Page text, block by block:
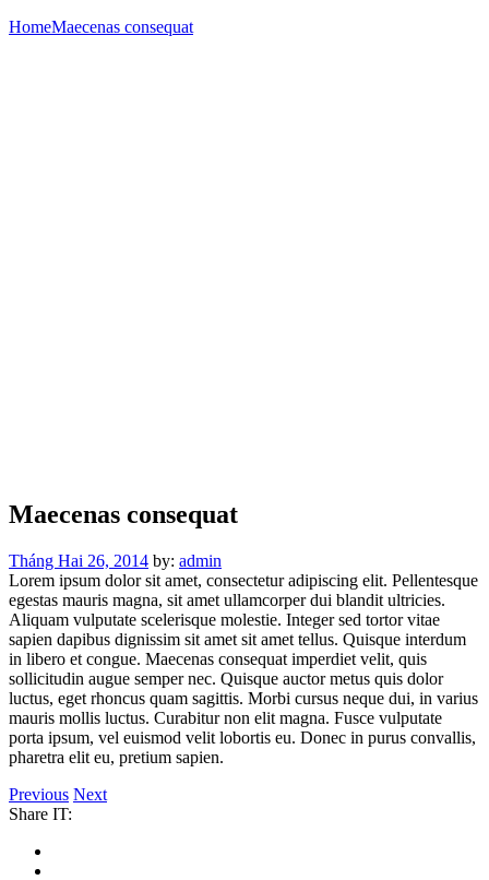
HomeMaecenas consequat
Maecenas consequat
Tháng Hai 26, 2014 by: admin
Lorem ipsum dolor sit amet, consectetur adipiscing elit. Pellentesque
egestas mauris magna, sit amet ullamcorper dui blandit ultricies.
Aliquam vulputate scelerisque molestie. Integer sed tortor vitae
sapien dapibus dignissim sit amet sit amet tellus. Quisque interdum
in libero et congue. Maecenas consequat imperdiet velit, quis
sollicitudin augue semper nec. Quisque auctor metus quis dolor
luctus, eget rhoncus quam sagittis. Morbi cursus neque dui, in varius
mauris mollis luctus. Curabitur non elit magna. Fusce vulputate
porta ipsum, vel euismod velit lobortis eu. Donec in purus convallis,
pharetra elit eu, pretium sapien.
Previous Next
Share IT: